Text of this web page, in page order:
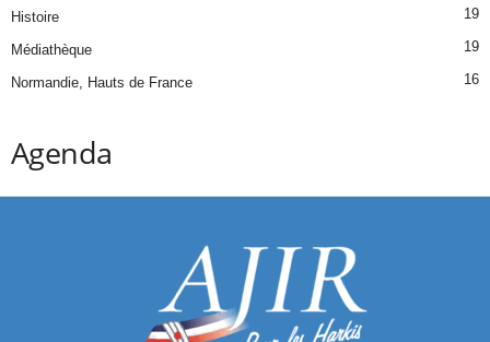
Histoire 19
Médiathèque 19
Normandie, Hauts de France 16
Agenda